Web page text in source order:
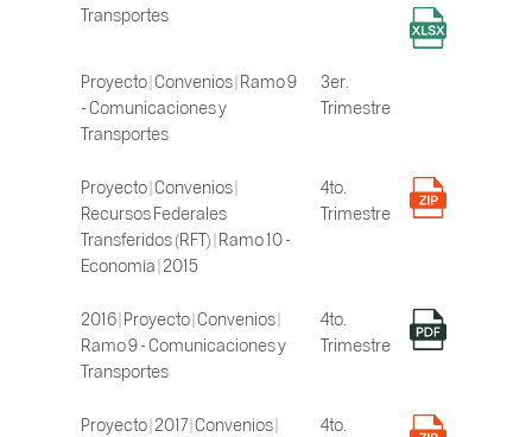
Transportes
Proyecto | Convenios | Ramo 9
- Comunicaciones y
Transportes
3er.
Trimestre
Proyecto | Convenios |
Recursos Federales
Transferidos (RFT) | Ramo 10 -
Economía | 2015
4to.
Trimestre
2016 | Proyecto | Convenios |
Ramo 9 - Comunicaciones y
Transportes
4to.
Trimestre
Proyecto | 2017 | Convenios |
4to.